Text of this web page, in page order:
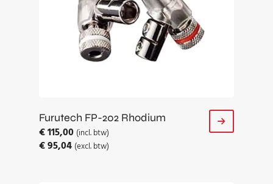
Furutech FP-202 Rhodium
€115,00 (incl. btw)
€95,04 (excl. btw)